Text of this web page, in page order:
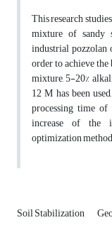
This research
mixture of sandy
industrial
order to achieve
mixture, 5-20%
12 M has been
processing time
increase of the
optimization method
Soil Stabilization